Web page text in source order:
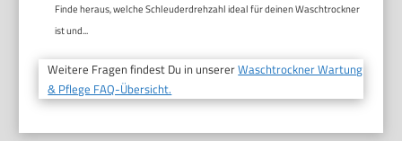
Finde heraus, welche Schleuderdrehzahl ideal für deinen Waschtrockner
ist und...
Weitere Fragen findest Du in unsererWaschtrockner Wartung
& Pflege FAQ-Übersicht.